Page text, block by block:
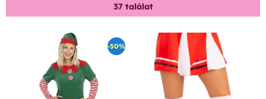
37 találat
-50%